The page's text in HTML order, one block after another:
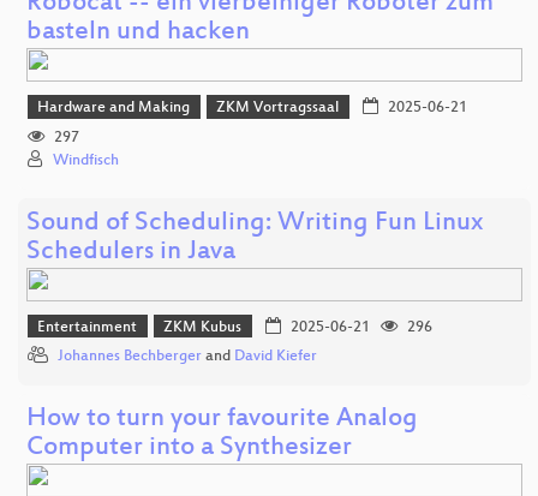
basteln und hacken
Hardware and Making ZKM Vortragssaal
2025-06-21
297
Windfisch
Sound of Scheduling: Writing Fun Linux
Schedulers in Java
Entertainment ZKM Kubus 2025-06-21
296
Johannes Bechberger and David Kiefer
How to turn your favourite Analog
Computer into a Synthesizer